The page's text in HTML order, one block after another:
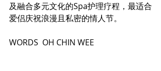
及融合多元文化的Spa护理疗程，最适合
爱侣庆祝浪漫且私密的情人节。
WORDS  OH CHIN WEE